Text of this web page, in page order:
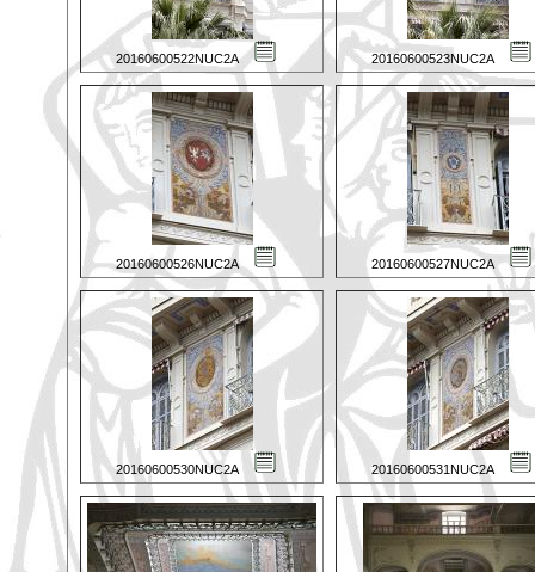
20160600522NUC2A 20160600523NUC2A
20160600526NUC2A 20160600527NUC2A
20160600530NUC2A 20160600531NUC2A